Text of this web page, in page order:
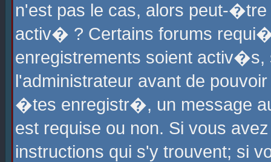
n'est pas le cas, alors peut-
activ� ? Certains forums
enregistrements soient
l'administrateur avant de
�tes enregistr�, un message
est requise ou non. Si vous
instructions qui s'y trouvent; si